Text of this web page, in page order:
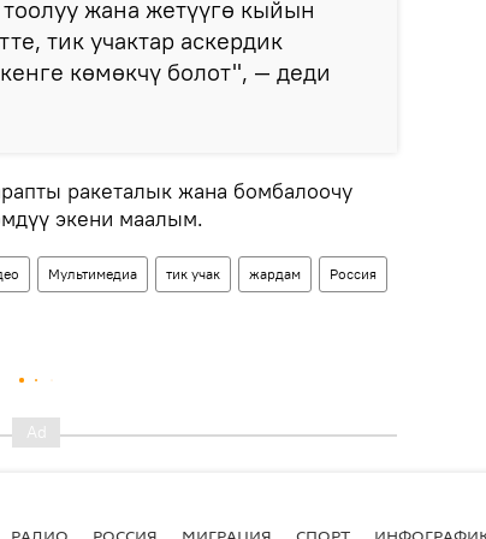
жана жетүүгө кыйын
тик учактар аскердик
көмөкчү болот", — деди
ракеталык жана бомбалоочу
экени маалым.
Мультимедиа тик учак жардам Россия